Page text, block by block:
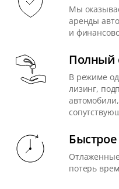
Мы
аренды
и
Полный
В режиме
лизинг,
потерь